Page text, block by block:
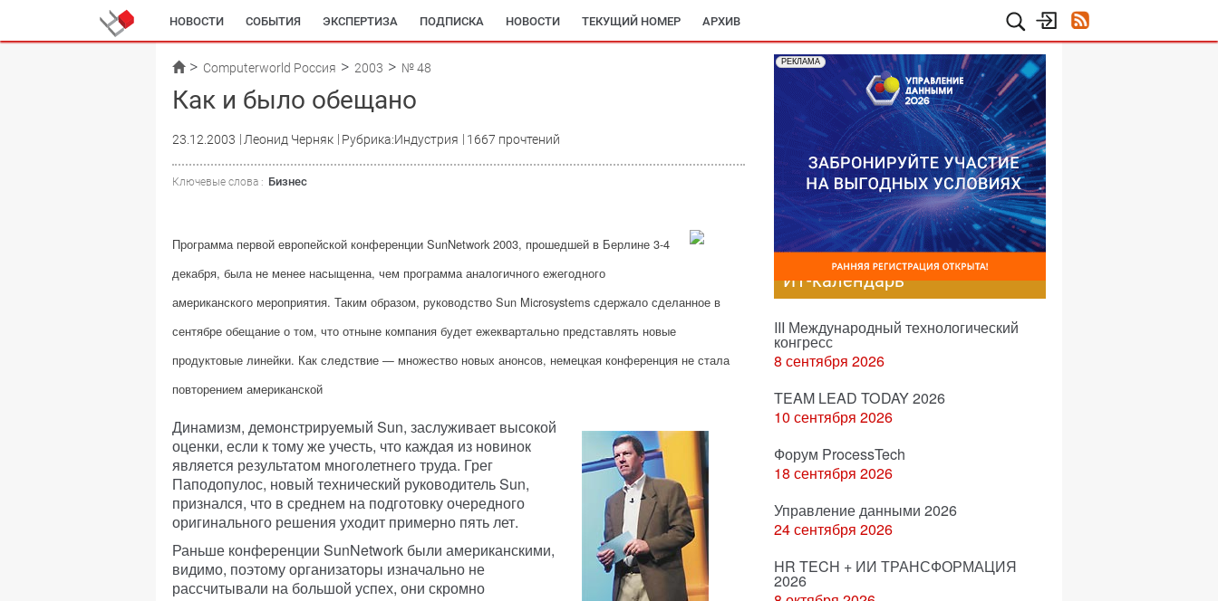
НОВОСТИ СОБЫТИЯ ЭКСПЕРТИЗА ПОДПИСКА НОВОСТИ ТЕКУЩИЙ НОМЕР АРХИВ
Computerworld Россия 2003 № 48
Как и было обещано
23.12.2003 Леонид Черняк Рубрика:Индустрия 1667 прочтений
Ключевые слова : Бизнес
Программа первой европейской конференции SunNetwork 2003, прошедшей в Берлине 3-4
декабря, была не менее насыщенна, чем программа аналогичного ежегодного
американского мероприятия. Таким образом, руководство Sun Microsystems сдержало сделанное в
сентябре обещание о том, что отныне компания будет ежеквартально представлять новые
продуктовые линейки. Как следствие — множество новых анонсов, немецкая конференция не стала
повторением американской
Динамизм, демонстрируемый Sun, заслуживает высокой
оценки, если к тому же учесть, что каждая из новинок
является результатом многолетнего труда. Грег
Паподопулос, новый технический руководитель Sun,
признался, что в среднем на подготовку очередного
оригинального решения уходит примерно пять лет.
Раньше конференции SunNetwork были американскими,
видимо, поэтому организаторы изначально не
рассчитывали на большой успех, они скромно
РЕКЛАМА
ИТ-календарь
III Международный технологический
конгресс
8 сентября 2026
TEAM LEAD TODAY 2026
10 сентября 2026
Форум ProcessTech
18 сентября 2026
Управление данными 2026
24 сентября 2026
HR TECH + ИИ ТРАНСФОРМАЦИЯ
2026